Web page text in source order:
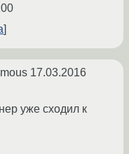
17.03.2016
уже сходил к